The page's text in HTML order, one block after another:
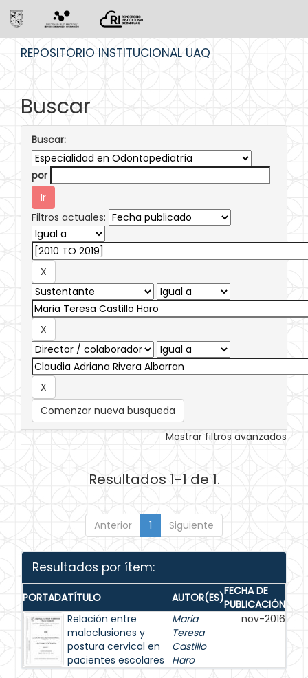
REPOSITORIO INSTITUCIONAL UAQ
Buscar
Buscar:
por
Filtros actuales:
Comenzar nueva busqueda
Mostrar filtros avanzados
Resultados 1-1 de 1.
Anterior 1 Siguiente
Resultados por ítem:
PORTADATÍTULO AUTOR(ES)FECHA DE
PUBLICACIÓN
Relación entre
maloclusiones y
postura cervical en
pacientes escolares
Maria
Teresa
Castillo
Haro
nov-2016